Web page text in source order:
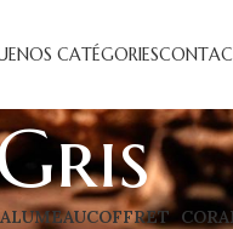
NOS CATÉGORIES
COFFRET